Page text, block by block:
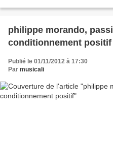
philippe morando,
conditionnement positif
Publié le 01/11/2012 à 17:30
Par musicali